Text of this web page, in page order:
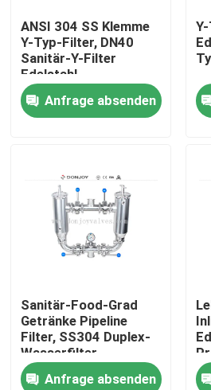
Zu Hause
Produkte
Über uns
Werksbesichtigung
ANSI 304 SS Klemme
Y-Typ-Filter, DN40
Sanitär-Y-Filter
Edelstahl
Anfrage absenden
Sanitär-Food-Grad
Getränke Pipeline
Filter, SS304 Duplex-
Wasserfilter
Anfrage absenden